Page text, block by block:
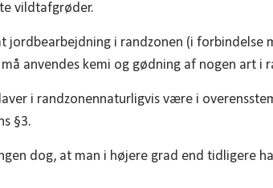
vildtafgrøder.
jordbearbejdning i randzonen (i forbindelse
anvendes kemi og gødning af nogen art i
i randzonennaturligvis være i
§3.
dog, at man i højere grad end tidligere